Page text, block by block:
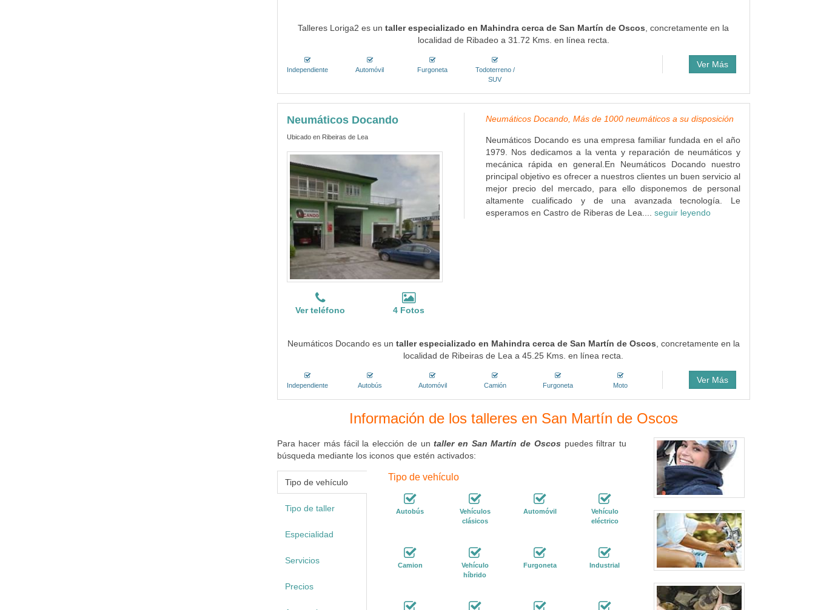
Talleres Loriga2 es untaller especializado en Mahindra cerca de San Martín de Oscos , concretamente en la
localidad de Ribadeo a 31.72 Kms. en línea recta.
Independiente Automóvil Furgoneta
Todoterreno /
SUV
Ver Más
Neumáticos Docando
Ubicado en Ribeiras de Lea
Ver teléfono 4 Fotos
Neumáticos Docando, Más de 1000 neumáticos a su disposición
Neumáticos Docando es una empresa familiar fundada en el año
1979. Nos dedicamos a la venta y reparación de neumáticos y
mecánica rápida en general.En Neumáticos Docando nuestro
principal objetivo es ofrecer a nuestros clientes un buen servicio al
mejor precio del mercado, para ello disponemos de personal
altamente cualificado y de una avanzada tecnología. Le
esperamos en Castro de Riberas de Lea.... seguir leyendo
Neumáticos Docando es un taller especializado en Mahindra cerca de San Martín de Oscos , concretamente en la
localidad de Ribeiras de Lea a 45.25 Kms. en línea recta.
Independiente Autobús Automóvil Camión Furgoneta Moto
Ver Más
Información de los talleres en San Martín de Oscos
Para hacer más fácil la elección de untaller en San Martín de Oscospuedes filtrar tu
búsqueda mediante los iconos que estén activados:
Tipo de vehículo
Tipo de taller
Especialidad
Servicios
Precios
Tipo de vehículo
Autobús
Vehículos
clásicos
Automóvil
Vehículo
eléctrico
Camion
Vehículo
híbrido
Furgoneta Industrial